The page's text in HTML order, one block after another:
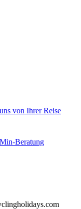
von Ihrer Reise
Beratung